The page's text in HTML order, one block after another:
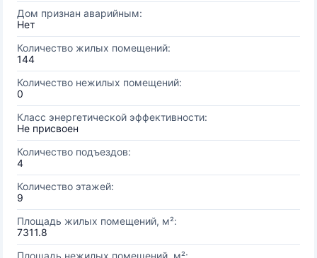
Дом признан аварийным:
Нет
Количество жилых помещений:
144
Количество нежилых помещений:
0
Класс энергетической эффективности:
Не присвоен
Количество подъездов:
4
Количество этажей:
9
Площадь жилых помещений, м²:
7311.8
Площадь нежилых помещений, м²: